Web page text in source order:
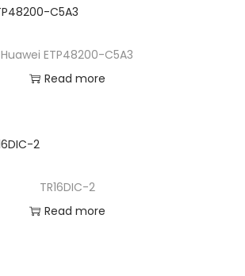
Huawei ETP48200-C5A3
Read more
TR16DIC-2
Read more